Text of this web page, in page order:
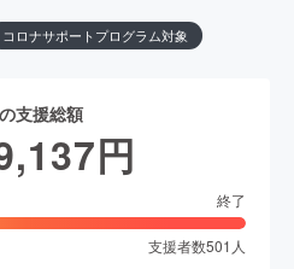
コロナサポートプログラム対象
支援総額
円
終了
支援者数501 人